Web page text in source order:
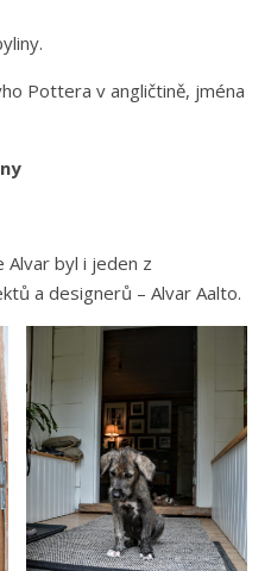
Pottera v angličtině, jména
Alvar byl i jeden z
a designerů – Alvar Aalto.